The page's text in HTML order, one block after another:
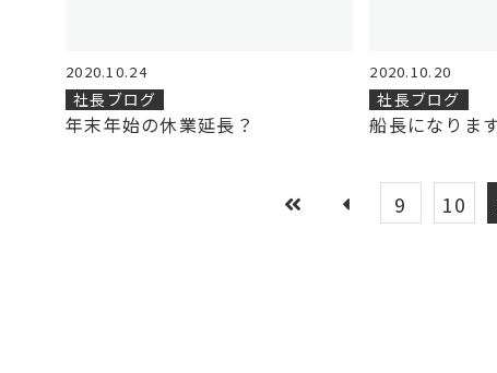
2020.10.24
社長ブログ
年末年始の休業延長？
2020.10.20
社長ブログ
船長になりま
9 10